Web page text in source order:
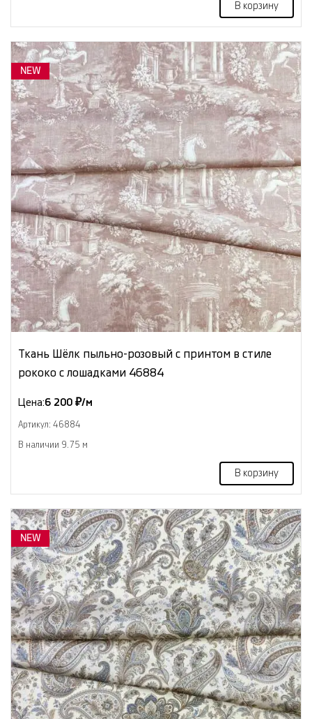
В корзину
NEW
Ткань Шёлк пыльно-розовый с принтом в стиле
рококо с лошадками 46884
Цена:6 200 ₽/м
Артикул: 46884
В наличии 9.75 м
В корзину
NEW